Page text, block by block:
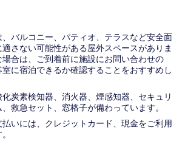
、バルコニー、パティオ、テラスなど安全面
さない可能性がある屋外スペースがありま
合は、ご到着前に施設にお問い合わせの
に宿泊できるか確認することをおすすめし
炭素検知器、消火器、煙感知器、セキュリ
救急セット、窓格子が備わっています。
いには、クレジットカード、現金をご利用